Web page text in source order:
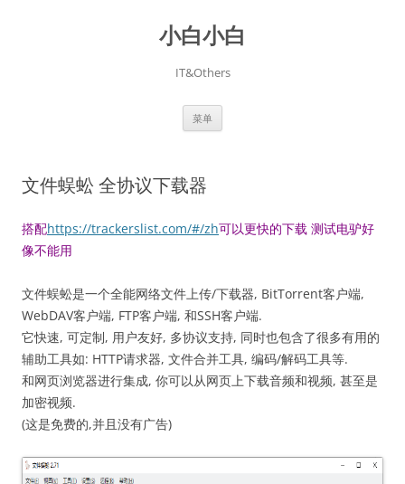
小白小白
IT&Others
菜单
文件蜈蚣 全协议下载器
搭配https://trackerslist.com/#/zh可以更快的下载 测试电驴好
像不能用
文件蜈蚣是一个全能网络文件上传/下载器, BitTorrent客户端,
WebDAV客户端, FTP客户端, 和SSH客户端.
它快速, 可定制, 用户友好, 多协议支持, 同时也包含了很多有用的
辅助工具如: HTTP请求器, 文件合并工具, 编码/解码工具等.
和网页浏览器进行集成, 你可以从网页上下载音频和视频, 甚至是
加密视频.
(这是免费的,并且没有广告)